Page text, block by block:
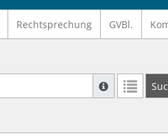
Rechtsprechung GVBl.
Suche mit